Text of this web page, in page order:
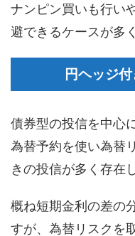
ナンピン買いも行い
避できるケースが多
円ヘッジ
債券型の投信を中心
為替予約を使い為替
きの投信が多く存在
概ね短期金利の差の
すが、為替リスクを